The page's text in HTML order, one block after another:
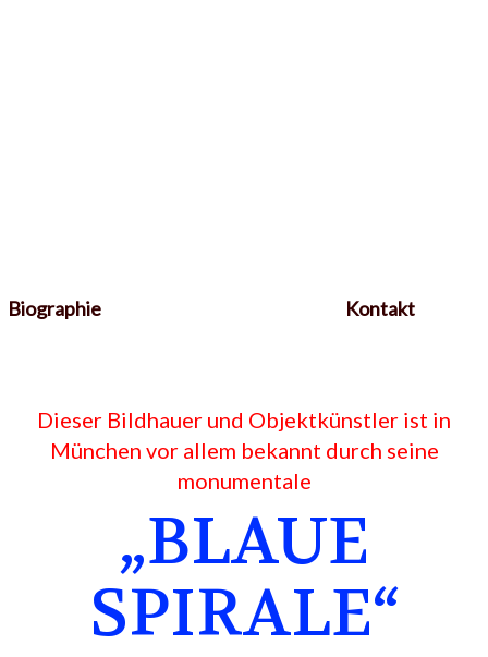
Biographie Kontakt
Dieser Bildhauer und Objektkünstler ist in
München vor allem bekannt durch seine
monumentale
„BLAUE
SPIRALE“